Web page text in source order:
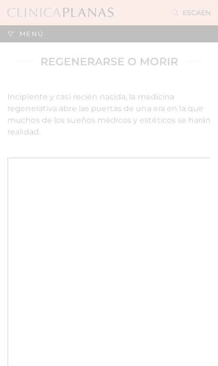
ESCAEN
MENÚ
REGENERARSE O MORIR
Incipiente y casi recién nacida, la medicina
regenerativa abre las puertas de una era en la que
muchos de los sueños médicos y estéticos se harán
realidad.